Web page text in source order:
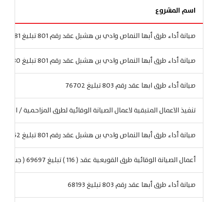
اسم المشروع
صيانة أداء طرق أبها النماص وادي بن هشبل عقد رقم 801 تبليغ 12781
صيانة أداء طرق أبها النماص وادي بن هشبل عقد رقم 801 تبليغ 12780
صيانة أداء طرق ابها عقد رقم 803 تبليغ 76702
تنفيذ الاعمال المتبقية لاعمال الصيانة الوقائية لطرق المزاحمية / القويعية عقد 113
صيانة أداء طرق أبها النماص وادي بن هشبل عقد رقم 801 تبليغ 54052
أعمال الصيانة الوقائية طرق القويعية عقد ( 116 ) تبليغ 69697 ( جسر مزعل )
صيانة أداء طرق أبها عقد رقم 803 تبليغ 68193